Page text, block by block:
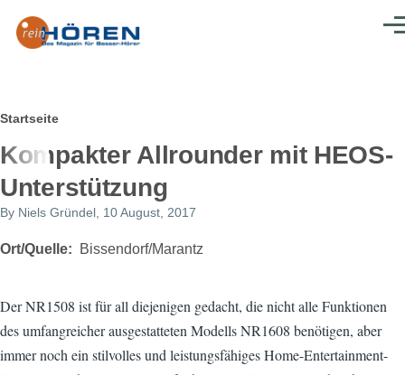
Pfadnavigation
Startseite
Kompakter Allrounder mit HEOS-
Unterstützung
By Niels Gründel , 10 August, 2017
Ort/Quelle Bissendorf/Marantz
Der NR1508 ist für all diejenigen gedacht, die nicht alle Funktionen
des umfangreicher ausgestatteten Modells NR1608 benötigen, aber
immer noch ein stilvolles und leistungsfähiges Home-Entertainment-